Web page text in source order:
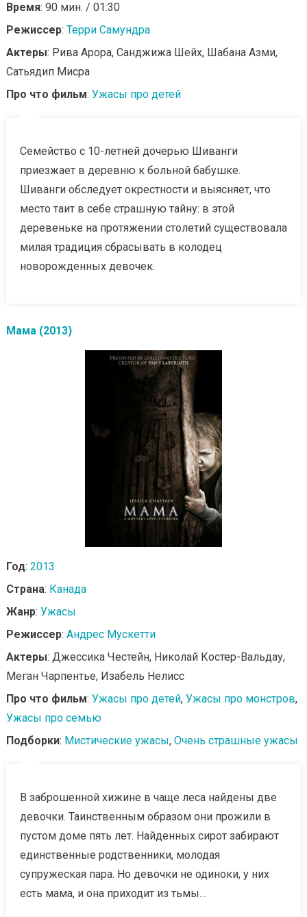
Время: 90 мин. / 01:30
Режиссер: Терри Самундра
Актеры: Рива Арора, Санджижа Шейх, Шабана Азми,
Сатьядип Мисра
Про что фильм: Ужасы про детей
Семейство с 10-летней дочерью Шиванги
приезжает в деревню к больной бабушке.
Шиванги обследует окрестности и выясняет, что
место таит в себе страшную тайну: в этой
деревеньке на протяжении столетий существовала
милая традиция сбрасывать в колодец
новорожденных девочек.
Мама (2013)
Год: 2013
Страна: Канада
Жанр: Ужасы
Режиссер: Андрес Мускетти
Актеры: Джессика Честейн, Николай Костер-Вальдау,
Меган Чарпентье, Изабель Нелисс
Про что фильм: Ужасы про детей, Ужасы про монстров,
Ужасы про семью
Подборки: Мистические ужасы, Очень страшные ужасы
В заброшенной хижине в чаще леса найдены две
девочки. Таинственным образом они прожили в
пустом доме пять лет. Найденных сирот забирают
единственные родственники, молодая
супружеская пара. Но девочки не одиноки, у них
есть мама, и она приходит из тьмы…